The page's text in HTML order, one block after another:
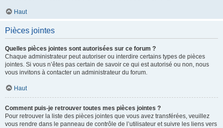
Haut
Pièces jointes
Quelles pièces jointes sont autorisées sur ce forum ?
Chaque administrateur peut autoriser ou interdire certains types de pièces
jointes. Si vous n’êtes pas certain de savoir ce qui est autorisé ou non, nous
vous invitons à contacter un administrateur du forum.
Haut
Comment puis-je retrouver toutes mes pièces jointes ?
Pour retrouver la liste des pièces jointes que vous avez transférées, veuillez
vous rendre dans le panneau de contrôle de l’utilisateur et suivre les liens vers